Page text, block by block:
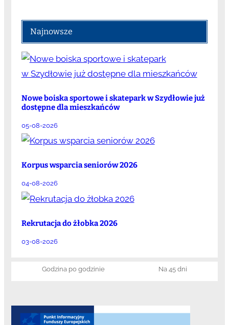
Najnowsze
Nowe boiska sportowe i skatepark w Szydłowie już
dostępne dla mieszkańców
05-08-2026
Korpus wsparcia seniorów 2026
04-08-2026
Rekrutacja do żłobka 2026
03-08-2026
Godzina po godzinie Na 45 dni